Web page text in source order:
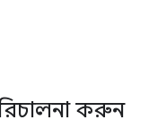
করুন